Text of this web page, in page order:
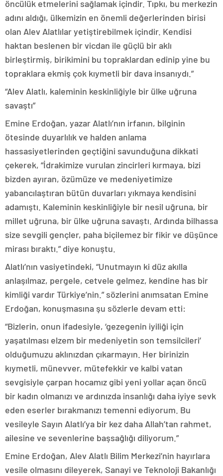
öncülük etmelerini sağlamak içindir. Tıpkı, bu merkezin
adını aldığı, ülkemizin en önemli değerlerinden birisi
olan Alev Alatlılar yetiştirebilmek içindir. Kendisi
haktan beslenen bir vicdan ile güçlü bir aklı
birleştirmiş, birikimini bu topraklardan edinip yine bu
topraklara ekmiş çok kıymetli bir dava insanıydı.”
“Alev Alatlı, kaleminin keskinliğiyle bir ülke uğruna
savaştı”
Emine Erdoğan, yazar Alatlı’nın irfanın, bilginin
ötesinde duyarlılık ve halden anlama
hassasiyetlerinden geçtiğini savunduğuna dikkati
çekerek, “İdrakimize vurulan zincirleri kırmaya, bizi
bizden ayıran, özümüze ve medeniyetimize
yabancılaştıran bütün duvarları yıkmaya kendisini
adamıştı. Kaleminin keskinliğiyle bir nesil uğruna, bir
millet uğruna, bir ülke uğruna savaştı. Ardında bilhassa
size sevgili gençler, paha biçilemez bir fikir ve düşünce
mirası bıraktı.” diye konuştu.
Alatlı’nın vasiyetindeki, “Unutmayın ki düz akılla
anlaşılmaz, pergele, cetvele gelmez, kendine has bir
kimliği vardır Türkiye’nin.” sözlerini anımsatan Emine
Erdoğan, konuşmasına şu sözlerle devam etti:
“Bizlerin, onun ifadesiyle, ‘gezegenin iyiliği için
yaşatılması elzem bir medeniyetin son temsilcileri’
olduğumuzu aklınızdan çıkarmayın. Her birinizin
kıymetli, münevver, mütefekkir ve kalbi vatan
sevgisiyle çarpan hocamız gibi yeni yollar açan öncü
bir kadın olmanızı ve ardınızda insanlığı daha iyiye sevk
eden eserler bırakmanızı temenni ediyorum. Bu
vesileyle Sayın Alatlı’ya bir kez daha Allah’tan rahmet,
ailesine ve sevenlerine başsağlığı diliyorum.”
Emine Erdoğan, Alev Alatlı Bilim Merkezi’nin hayırlara
vesile olmasını dileyerek, Sanayi ve Teknoloji Bakanlığı